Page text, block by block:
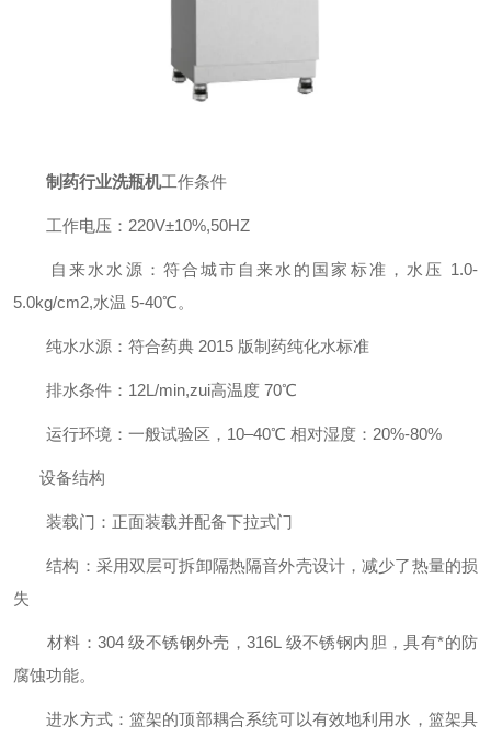
制药行业洗瓶机工作条件
工作电压：220V±10%,50HZ
自来水水源：符合城市自来水的国家标准，水压 1.0-
5.0kg/cm2,水温 5-40℃。
纯水水源：符合药典 2015 版制药纯化水标准
排水条件：12L/min,zui高温度 70℃
运行环境：一般试验区，10–40℃ 相对湿度：20%-80%
设备结构
装载门：正面装载并配备下拉式门
结构：采用双层可拆卸隔热隔音外壳设计，减少了热量的损
失
材料：304 级不锈钢外壳，316L 级不锈钢内胆，具有*的防
腐蚀功能。
进水方式：篮架的顶部耦合系统可以有效地利用水，篮架具